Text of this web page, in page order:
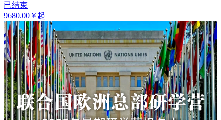
已结束
9680.00￥起